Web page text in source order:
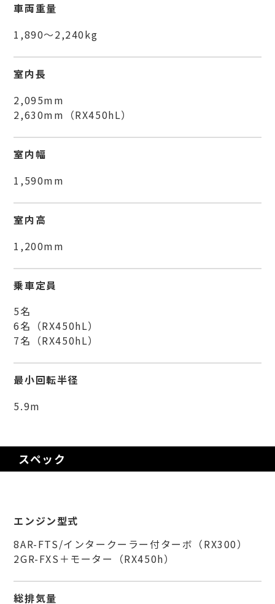
車両重量
1,890～2,240kg
室内長
2,095mm
2,630mm（RX450hL）
室内幅
1,590mm
室内高
1,200mm
乗車定員
5名
6名（RX450hL）
7名（RX450hL）
最小回転半径
5.9m
スペック
エンジン型式
8AR-FTS/インタークーラー付ターボ（RX300）
2GR-FXS＋モーター（RX450h）
総排気量